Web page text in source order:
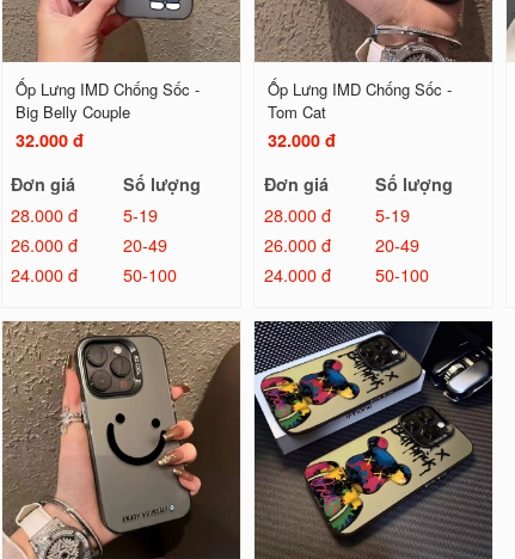
Ốp Lưng IMD Chống Sốc -
Big Belly Couple
32.000 đ
Đơn giá
Số lượng
28.000 đ
5-19
26.000 đ
20-49
24.000 đ
50-100
Ốp Lưng IMD Chống Sốc -
Tom Cat
32.000 đ
Đơn giá
Số lượng
28.000 đ
5-19
26.000 đ
20-49
24.000 đ
50-100